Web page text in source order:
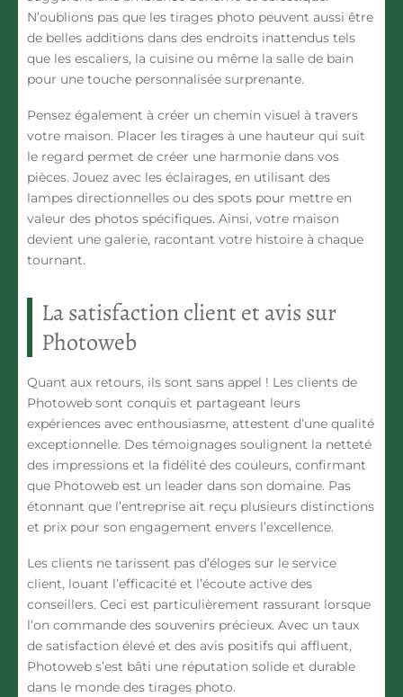
N’oublions pas que les tirages photo peuvent aussi être
de belles additions dans des endroits inattendus tels
que les escaliers, la cuisine ou même la salle de bain
pour une touche personnalisée surprenante.
Pensez également à créer un chemin visuel à travers
votre maison. Placer les tirages à une hauteur qui suit
le regard permet de créer une harmonie dans vos
pièces. Jouez avec les éclairages, en utilisant des
lampes directionnelles ou des spots pour mettre en
valeur des photos spécifiques. Ainsi, votre maison
devient une galerie, racontant votre histoire à chaque
tournant.
La satisfaction client et avis sur
Photoweb
Quant aux retours, ils sont sans appel ! Les clients de
Photoweb sont conquis et partageant leurs
expériences avec enthousiasme, attestent d’une qualité
exceptionnelle. Des témoignages soulignent la netteté
des impressions et la fidélité des couleurs, confirmant
que Photoweb est un leader dans son domaine. Pas
étonnant que l’entreprise ait reçu plusieurs distinctions
et prix pour son engagement envers l’excellence.
Les clients ne tarissent pas d’éloges sur le service
client, louant l’efficacité et l’écoute active des
conseillers. Ceci est particulièrement rassurant lorsque
l’on commande des souvenirs précieux. Avec un taux
de satisfaction élevé et des avis positifs qui affluent,
Photoweb s’est bâti une réputation solide et durable
dans le monde des tirages photo.